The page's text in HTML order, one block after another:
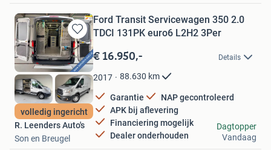
Bewaren
in
Mijn
Favorieten
volledig ingericht
Ford Transit Servicewagen 350 2.0
TDCI 131PK euro6 L2H2 3Per
€ 16.950,- Details
2017 88.630 km
Garantie
NAP gecontroleerd
APK bij aflevering
Financiering mogelijk
Dealer onderhouden
R. Leenders Auto's
Son en Breugel
Dagtopper
Vandaag